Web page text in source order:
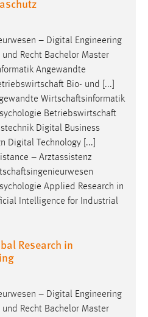
– Digital Engineering
und Recht Bachelor Master
Angewandte
Bio- und [...]
Wirtschaftsinformatik
Betriebswirtschaft
Digital Business
Digital Technology [...]
– Arztassistenz
Applied Research in
Intelligence for Industrial
Research in
– Digital Engineering
und Recht Bachelor Master